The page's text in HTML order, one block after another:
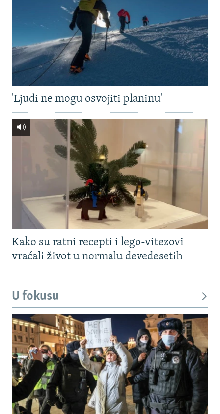
'Ljudi ne mogu osvojiti planinu'
Kako su ratni recepti i lego-vitezovi
vraćali život u normalu devedesetih
U fokusu